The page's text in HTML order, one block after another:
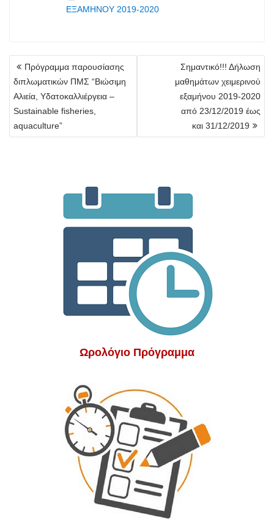
ΕΞΑΜΗΝΟΥ 2019-2020
Πλοήγηση
άρθρων
Πρόγραμμα παρουσίασης
διπλωματικών ΠΜΣ “Βιώσιμη
Αλιεία, Υδατοκαλλιέργεια –
Sustainable fisheries,
aquaculture”
Σημαντικό!!! Δήλωση
μαθημάτων χειμερινού
εξαμήνου 2019-2020
από 23/12/2019 έως
και 31/12/2019
Ωρολόγιο Πρόγραμμα